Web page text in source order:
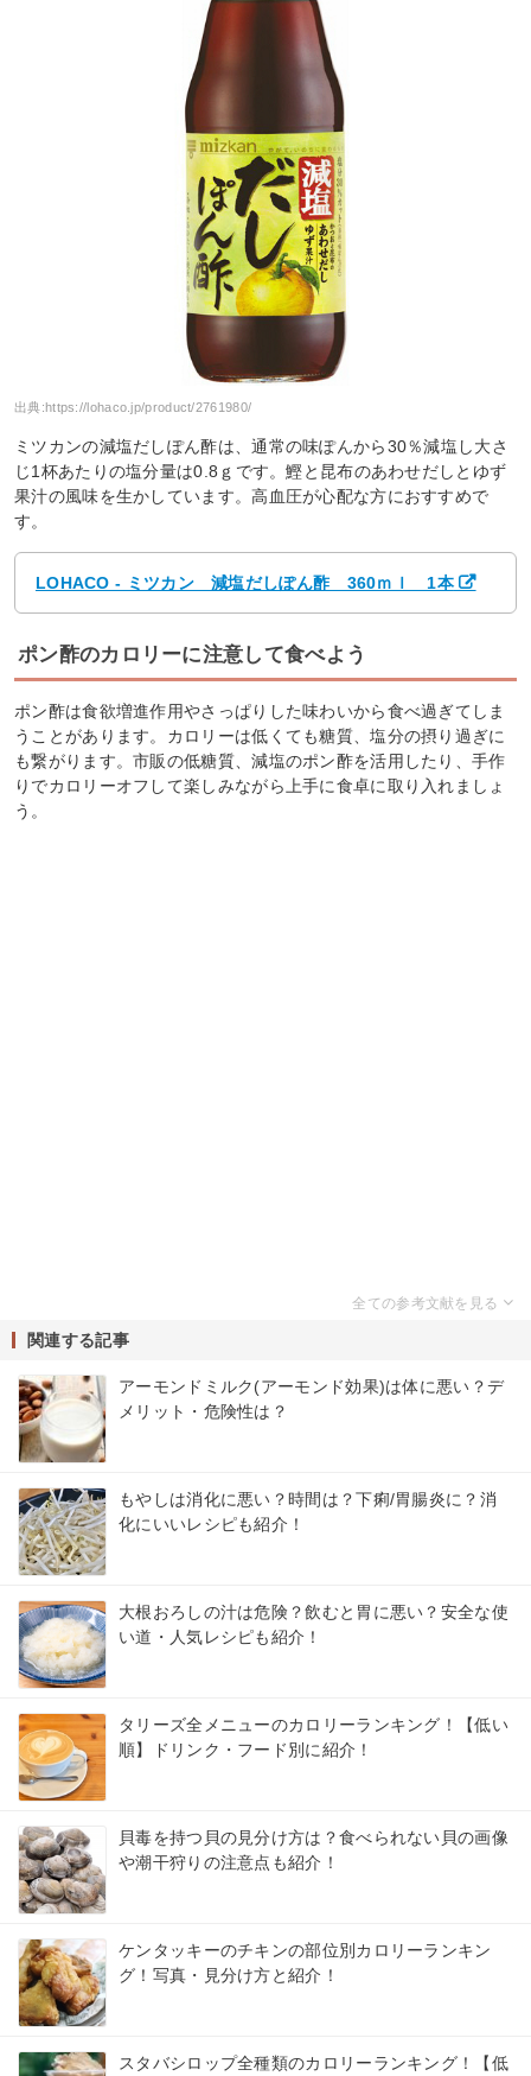
出典:https://lohaco.jp/product/2761980/
ミツカンの減塩だしぽん酢は、通常の味ぽんから30％減塩し大さ
じ1杯あたりの塩分量は0.8ｇです。鰹と昆布のあわせだしとゆず
果汁の風味を生かしています。高血圧が心配な方におすすめで
す。
LOHACO - ミツカン 減塩だしぽん酢 360ｍｌ 1本
ポン酢のカロリーに注意して食べよう
ポン酢は食欲増進作用やさっぱりした味わいから食べ過ぎてしま
うことがあります。カロリーは低くても糖質、塩分の摂り過ぎに
も繋がります。市販の低糖質、減塩のポン酢を活用したり、手作
りでカロリーオフして楽しみながら上手に食卓に取り入れましょ
う。
関連する記事
アーモンドミルク(アーモンド効果)は体に悪い？デ
メリット・危険性は？
もやしは消化に悪い？時間は？下痢/胃腸炎に？消
化にいいレシピも紹介！
大根おろしの汁は危険？飲むと胃に悪い？安全な使
い道・人気レシピも紹介！
タリーズ全メニューのカロリーランキング！【低い
順】ドリンク・フード別に紹介！
貝毒を持つ貝の見分け方は？食べられない貝の画像
や潮干狩りの注意点も紹介！
ケンタッキーのチキンの部位別カロリーランキン
グ！写真・見分け方と紹介！
スタバシロップ全種類のカロリーランキング！【低